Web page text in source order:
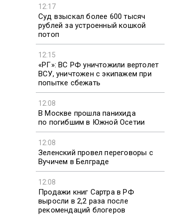
12:17
Суд взыскал более 600 тысяч
рублей за устроенный кошкой
потоп
12:15
«РГ»: ВС РФ уничтожили вертолет
ВСУ, уничтожен с экипажем при
попытке сбежать
12:08
В Москве прошла панихида
по погибшим в Южной Осетии
12:08
Зеленский провел переговоры с
Вучичем в Белграде
12:08
Продажи книг Сартра в РФ
выросли в 2,2 раза после
рекомендаций блогеров